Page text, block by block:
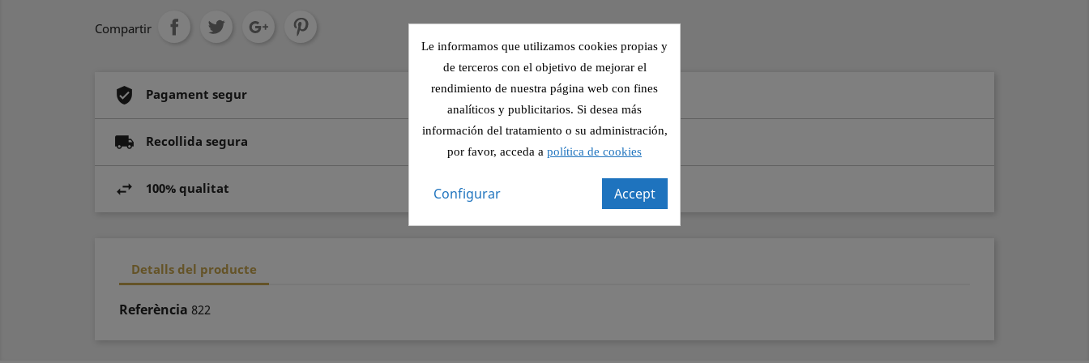
Compartir
Pagament segur
Recollida segura
100% qualitat
Detalls del producte
Referència 822
Le informamos que utilizamos cookies propias y
de terceros con el objetivo de mejorar el
rendimiento de nuestra página web con fines
analíticos y publicitarios. Si desea más
información del tratamiento o su administración,
por favor, acceda a política de cookies
Accept
Configurar